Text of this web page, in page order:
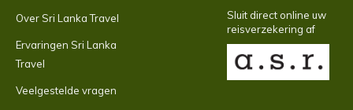
Over Sri Lanka Travel
Ervaringen Sri Lanka
Travel
Veelgestelde vragen
Sluit direct online uw
reisverzekering af